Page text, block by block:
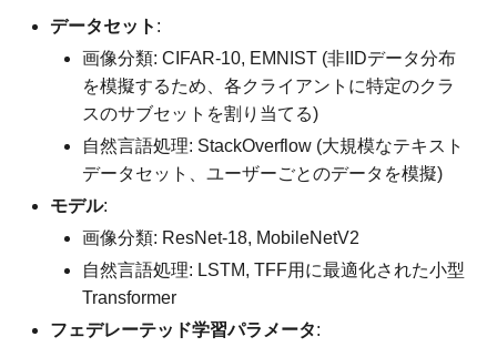
データセット :
画像分類: CIFAR-10, EMNIST (非IIDデータ分布
を模擬するため、各クライアントに特定のクラ
スのサブセットを割り当てる)
自然言語処理: StackOverflow (大規模なテキスト
データセット、ユーザーごとのデータを模擬)
モデル:
画像分類: ResNet-18, MobileNetV2
自然言語処理: LSTM, TFF用に最適化された小型
Transformer
フェデレーテッド学習パラメータ: